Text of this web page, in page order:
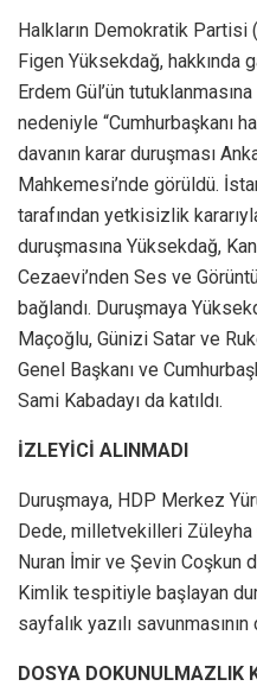
Halkların Demokratik Partisi
Figen Yüksekdağ, hakkında
Erdem Gül’ün
nedeniyle “Cumhurbaşkanı
davanın karar duruşması
Mahkemesi’nde görüldü.
tarafından yetkisizlik
duruşmasına Yüksekdağ,
Cezaevi’nden Ses ve
bağlandı. Duruşmaya
Maçoğlu, Günizi Satar ve
Genel Başkanı ve
Sami Kabadayı da katıldı.
İZLEYİCİ ALINMADI
Duruşmaya, HDP Merkez
Dede, milletvekilleri
Nuran İmir ve Şevin Coşkun
Kimlik tespitiyle başlayan
sayfalık yazılı
DOSYA DOKUNULMAZLIK